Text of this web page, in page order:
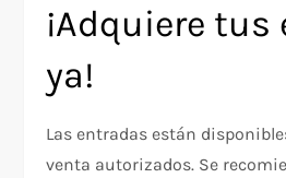
¡Adquiere
ya!
Las entradas están
venta autorizados. Se